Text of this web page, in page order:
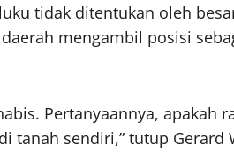
tidak ditentukan oleh
mengambil posisi
Pertanyaannya,
tanah sendiri,” tutup Gerard